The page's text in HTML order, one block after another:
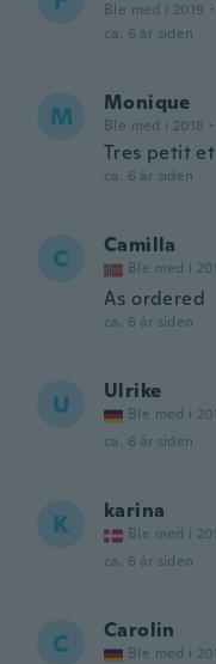
Ble med i 2019 ·
ca. 6 år siden
M Monique
Ble med i 2018 ·
Tres petit
ca. 6 år siden
C Camilla
Ble med i
As ordered
ca. 6 år siden
U Ulrike
Ble med i
ca. 6 år siden
K karina
Ble med i
ca. 6 år siden
C Carolin
Ble med i